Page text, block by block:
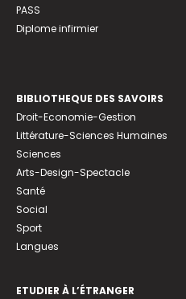
PASS
Diplome infirmier
BIBLIOTHEQUE DES SAVOIRS
Droit-Economie-Gestion
Littérature-Sciences Humaines
Sciences
Arts-Design-Spectacle
Santé
Social
Sport
Langues
ETUDIER À L’ÉTRANGER